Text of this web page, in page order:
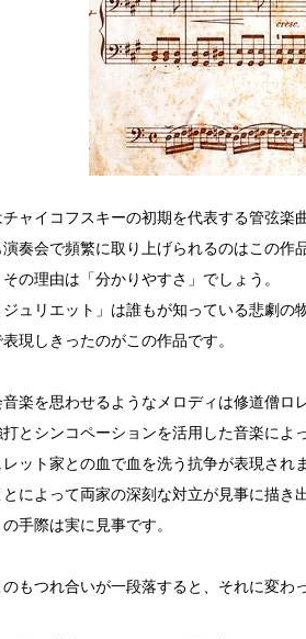
チャイコフスキーの初期を代表する管弦
奏会で頻繁に取り上げられるのはこの作
の理由は「分かりやすさ」でしょう。
ジュリエット」は誰もが知っている悲劇
現しきったのがこの作品です。
楽を思わせるようなメロディは修道僧
打とシンコペーションを活用した音楽に
ット家との血で血を洗う抗争が表現さ
によって両家の深刻な対立が見事に描き
手際は実に見事です。
もつれ合いが一段落すると、それに変わ